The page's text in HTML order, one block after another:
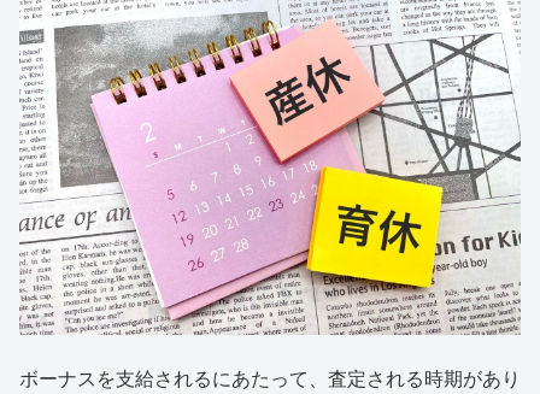
ボーナスを支給されるにあたって、査定される時期があり